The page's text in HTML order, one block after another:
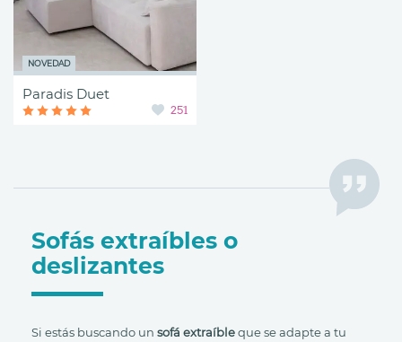
Sofás extraíbles o
deslizantes
Si estás buscando un sofá extraíbleque se adapte a tu
NOVEDAD
Paradis Duet
251